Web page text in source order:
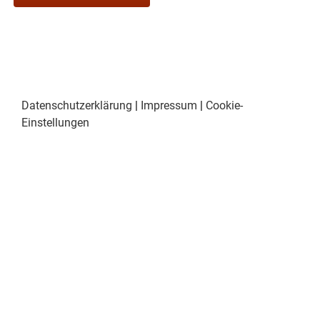
Datenschutzerklärung Impressum
Cookie-
Einstellungen